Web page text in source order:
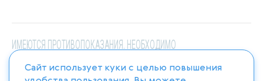
ИМЕЮТСЯ ПРОТИВОПОКАЗАНИЯ. НЕОБХОДИМО
ПРОКОНСУЛЬТИРОВАТЬСЯ СО СПЕЦИАЛИСТОМ
Сайт использует куки с целью повышения